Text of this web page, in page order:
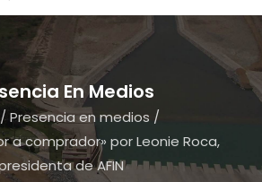
En Medios
/ Presencia en medios /
a comprador» por Leonie Roca,
de AFIN